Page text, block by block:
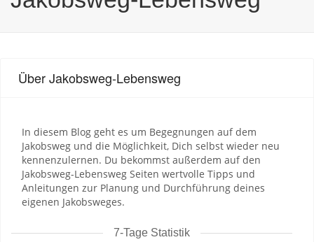
Über Jakobsweg-Lebensweg
In diesem Blog geht es um Begegnungen auf dem
Jakobsweg und die Möglichkeit, Dich selbst wieder neu
kennenzulernen. Du bekommst außerdem auf den
Jakobsweg-Lebensweg Seiten wertvolle Tipps und
Anleitungen zur Planung und Durchführung deines
eigenen Jakobsweges.
7-Tage Statistik